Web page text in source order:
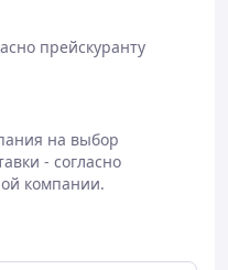
прейскуранту
на выбор
- согласно
компании.